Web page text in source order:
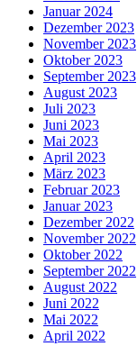
Januar 2024
Dezember 2023
November 2023
Oktober 2023
September 2023
August 2023
Juli 2023
Juni 2023
Mai 2023
April 2023
März 2023
Februar 2023
Januar 2023
Dezember 2022
November 2022
Oktober 2022
September 2022
August 2022
Juni 2022
Mai 2022
April 2022